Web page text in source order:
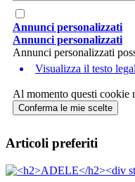
Annunci personalizzati
Annunci personalizzati
Annunci personalizzati
Visualizza il testo
Al momento questi cookie
Conferma le mie scelte
Articoli preferiti